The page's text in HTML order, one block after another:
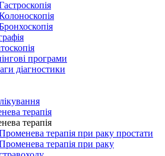
програми
діагностики
терапія
терапія
терапія при раку простати
терапія при раку